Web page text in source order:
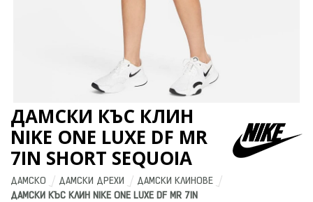
ДАМСКИ КЪС КЛИН
NIKE ONE LUXE DF MR
7IN SHORT SEQUOIA
ДАМСКО ДАМСКИ ДРЕХИ
ДАМСКИ КЛИНОВЕ
ДАМСКИ КЪС КЛИН NIKE ONE LUXE DF MR 7IN